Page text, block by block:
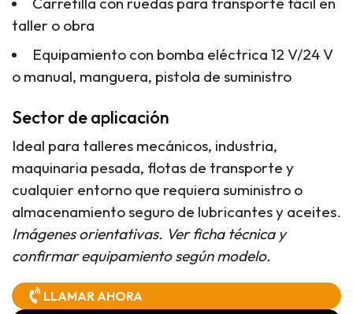
taller o obra
Equipamiento con bomba eléctrica 12 V/24 V
o manual, manguera, pistola de suministro
Sector de aplicación
Ideal para talleres mecánicos, industria,
maquinaria pesada, flotas de transporte y
cualquier entorno que requiera suministro o
almacenamiento seguro de lubricantes y aceites.
Imágenes orientativas. Ver ficha técnica y
confirmar equipamiento según modelo.
LLAMAR AHORA